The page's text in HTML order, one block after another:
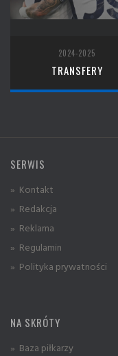
2024-2025
TRANSFERY
SERWIS
» Kontakt
» Redakcja
» Reklama
» Regulamin
» Polityka prywatności
NA SKRÓTY
» Baza piłkarzy